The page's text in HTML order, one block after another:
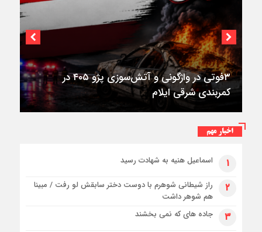
۳فوتی در واژگونی و آتش‌سوزی پژو ۴۰۵ در
کمربندی شرقی ایلام
اخبار مهم
۱ اسماعیل هنیه به شهادت رسید
۲
راز شیطانی شوهرم با دوست دختر سابقش لو رفت / مبینا
هم شوهر داشت
۳ جاده های که نمی بخشند